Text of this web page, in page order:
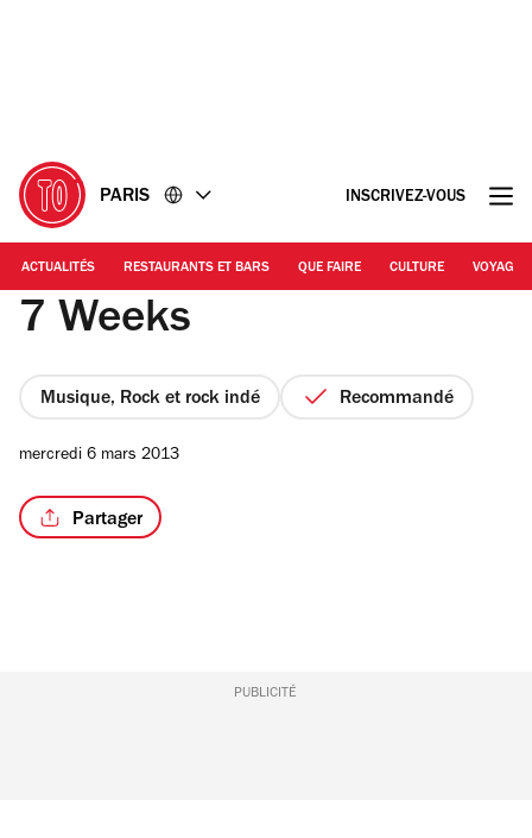
PARIS INSCRIVEZ-VOUS
ACTUALITÉS RESTAURANTS ET BARS QUE FAIRE CULTURE VOYAGE
7 Weeks
Musique, Rock et rock indé Recommandé
mercredi 6 mars 2013
Partager
PUBLICITÉ